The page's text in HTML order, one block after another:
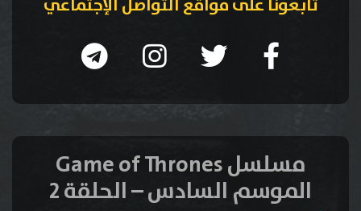
تابعونا على مواقع التواصل الإجتماعي
مسلسل Game of Thrones
الموسم السادس – الحلقة 2